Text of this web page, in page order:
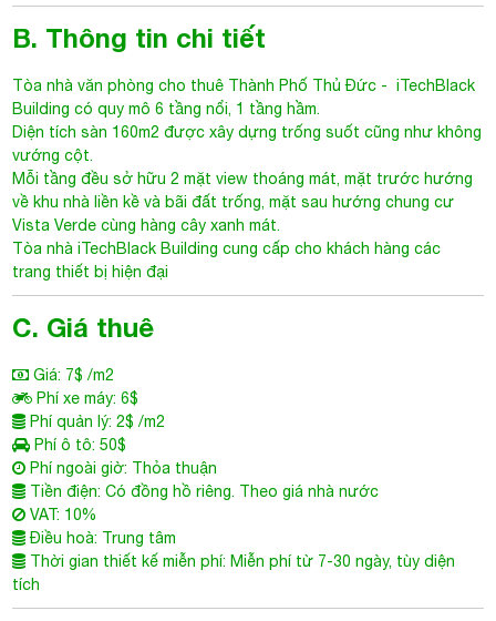
B. Thông tin chi tiết
Tòa nhà văn phòng cho thuê Thành Phố Thủ Đức - iTechBlack
Building có quy mô 6 tầng nổi, 1 tầng hầm.
Diện tích sàn 160m2 được xây dựng trống suốt cũng như không
vướng cột.
Mỗi tầng đều sở hữu 2 mặt view thoáng mát, mặt trước hướng
về khu nhà liền kề và bãi đất trống, mặt sau hướng chung cư
Vista Verde cùng hàng cây xanh mát.
Tòa nhàiTechBlack Building cung cấp cho khách hàng các
trang thiết bị hiện đại
C. Giá thuê
Giá: 7$ /m2
Phí xe máy: 6$
Phí quản lý: 2$ /m2
Phí ô tô: 50$
Phí ngoài giờ: Thỏa thuận
Tiền điện: Có đồng hồ riêng. Theo giá nhà nước
VAT: 10%
Điều hoà: Trung tâm
Thời gian thiết kế miễn phí: Miễn phí từ 7-30 ngày, tùy diện
tích